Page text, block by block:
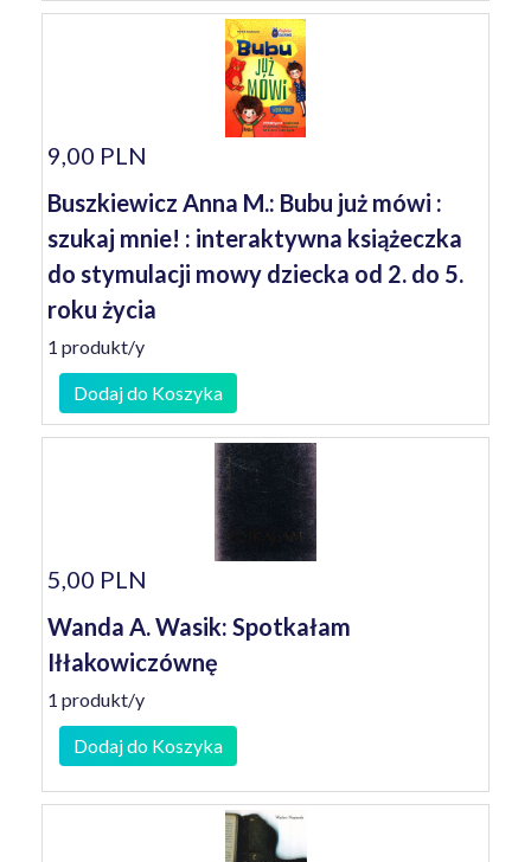
9,00 PLN
Buszkiewicz Anna M.: Bubu już mówi :
szukaj mnie! : interaktywna książeczka
do stymulacji mowy dziecka od 2. do 5.
roku życia
1 produkt/y
Dodaj do Koszyka
5,00 PLN
Wanda A. Wasik: Spotkałam
Iłłakowiczównę
1 produkt/y
Dodaj do Koszyka